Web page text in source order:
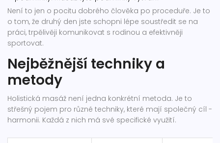
Není to jen o pocitu dobrého člověka po proceduře. Je to
o tom, že druhý den jste schopni lépe soustředit se na
práci, trpělivěji komunikovat s rodinou a efektivněji
sportovat.
Nejběžnější techniky a
metody
Holistická masáž není jedna konkrétní metoda. Je to
střešný pojem pro různé techniky, které mají společný cíl -
harmonii. Každá z nich má své specifické využití.